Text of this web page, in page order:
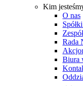
Kim
O nas
Rada
Biura